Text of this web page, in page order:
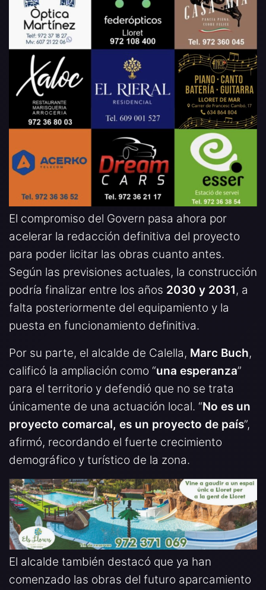
El compromiso del Govern pasa ahora por
acelerar la redacción definitiva del proyecto
para poder licitar las obras cuanto antes.
Según las previsiones actuales, la construcción
podría finalizar entre los años 2030 y 2031, a
falta posteriormente del equipamiento y la
puesta en funcionamiento definitiva.
Por su parte, el alcalde de Calella, Marc Buch,
calificó la ampliación como “una esperanza”
para el territorio y defendió que no se trata
únicamente de una actuación local. “No es un
proyecto comarcal, es un proyecto de país”,
afirmó, recordando el fuerte crecimiento
demográfico y turístico de la zona.
El alcalde también destacó que ya han
comenzado las obras del futuro aparcamiento